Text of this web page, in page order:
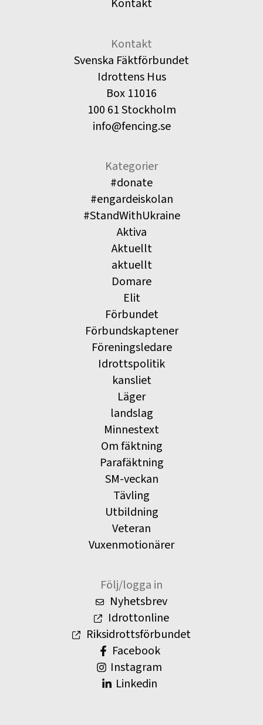
Kontakt
Kontakt
Svenska Fäktförbundet
Idrottens Hus
Box 11016
100 61 Stockholm
info@fencing.se
Kategorier
#donate
#engardeiskolan
#StandWithUkraine
Aktiva
Aktuellt
aktuellt
Domare
Elit
Förbundet
Förbundskaptener
Föreningsledare
Idrottspolitik
kansliet
Läger
landslag
Minnestext
Om fäktning
Parafäktning
SM-veckan
Tävling
Utbildning
Veteran
Vuxenmotionärer
Följ/logga in
Nyhetsbrev
Idrottonline
Riksidrottsförbundet
Facebook
Instagram
Linkedin